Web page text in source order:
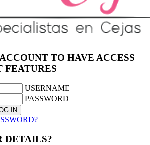
TO HAVE ACCESS
FEATURES
USERNAME
PASSWORD
DETAILS?